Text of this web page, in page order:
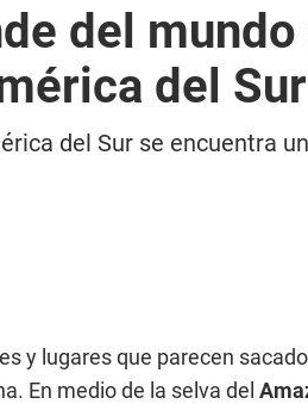
del
del Sur
del Sur se encuentra
y lugares que parecen
En medio de la selva del